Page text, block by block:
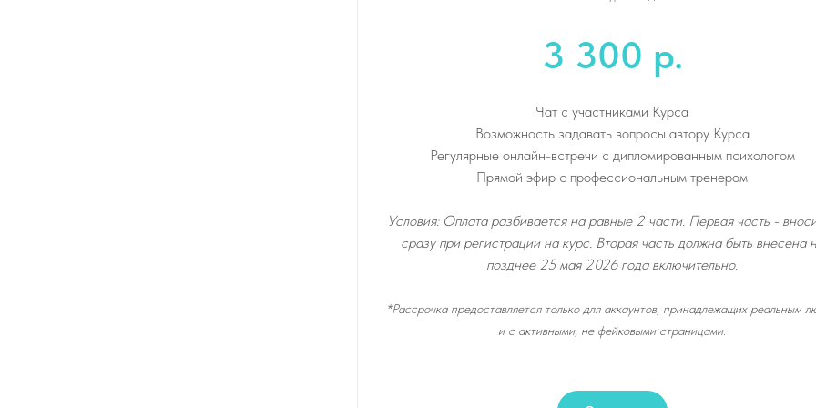
3 300 р.
Чат с участниками Курса
Возможность задавать вопросы автору Курса
Регулярные онлайн-встречи с дипломированным психологом
Прямой эфир с профессиональным тренером
Условия: Оплата разбивается на равные 2 части. Первая часть -
сразу при регистрации на курс. Вторая часть должна быть внесена
позднее 25 мая 2026 года включительно.
*Рассрочка предоставляется только для аккаунтов, принадлежащих реальным
и с активными, не фейковыми страницами.